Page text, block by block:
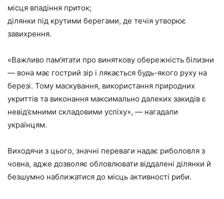
місця впадіння приток;
ділянки під крутими берегами, де течія утворює
завихрення.
«Важливо пам’ятати про виняткову обережність білизни
— вона має гострий зір і лякається будь-якого руху на
березі. Тому маскування, використання природних
укриттів та виконання максимально далеких закидів є
невід’ємними складовими успіху», — нагадали
українцям.
Виходячи з цього, значні переваги надає риболовля з
човна, адже дозволяє обловлювати віддалені ділянки й
безшумно наближатися до місць активності риби.